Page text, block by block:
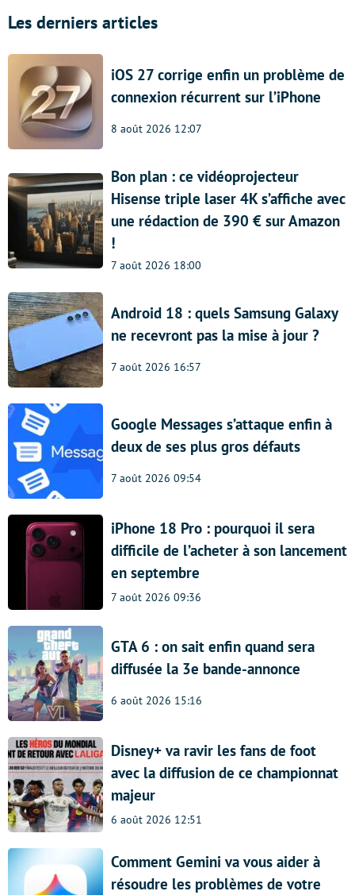
Les derniers articles
iOS 27 corrige enfin un problème de
connexion récurrent sur l’iPhone
8 août 2026 12:07
Bon plan : ce vidéoprojecteur
Hisense triple laser 4K s’affiche avec
une rédaction de 390 € sur Amazon
!
7 août 2026 18:00
Android 18 : quels Samsung Galaxy
ne recevront pas la mise à jour ?
7 août 2026 16:57
Google Messages s’attaque enfin à
deux de ses plus gros défauts
7 août 2026 09:54
iPhone 18 Pro : pourquoi il sera
difficile de l’acheter à son lancement
en septembre
7 août 2026 09:36
GTA 6 : on sait enfin quand sera
diffusée la 3e bande-annonce
6 août 2026 15:16
Disney+ va ravir les fans de foot
avec la diffusion de ce championnat
majeur
6 août 2026 12:51
Comment Gemini va vous aider à
résoudre les problèmes de votre